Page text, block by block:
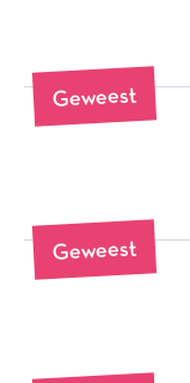
Geweest
Geweest